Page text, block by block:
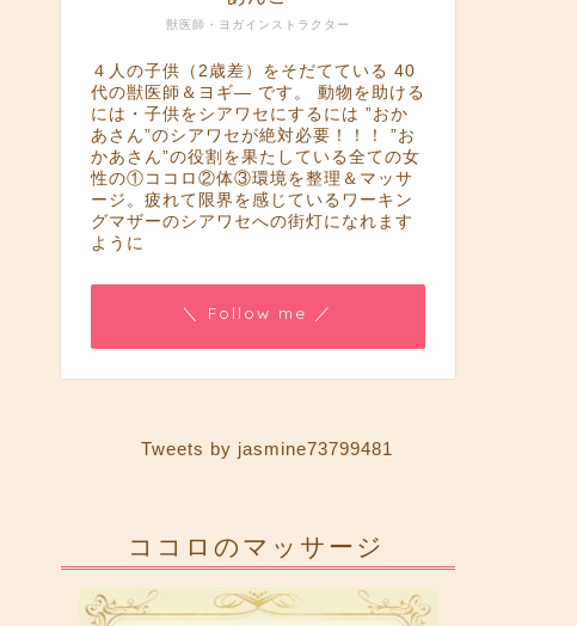
獣医師・ヨガインストラクター
４人の子供（2歳差）をそだてている 40
代の獣医師＆ヨギ― です。 動物を助ける
には・子供をシアワセにするには ”おか
あさん”のシアワセが絶対必要！！！ ”お
かあさん”の役割を果たしている全ての女
性の①ココロ②体③環境を整理＆マッサ
ージ。疲れて限界を感じているワーキン
グマザーのシアワセへの街灯になれます
ように
＼ Follow me ／
Tweets by jasmine73799481
ココロのマッサージ